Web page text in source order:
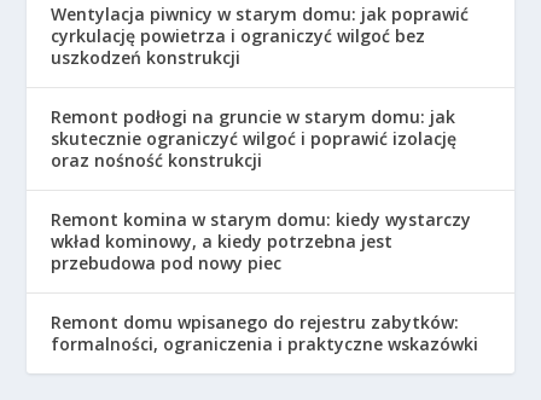
Wentylacja piwnicy w starym domu: jak poprawić
cyrkulację powietrza i ograniczyć wilgoć bez
uszkodzeń konstrukcji
Remont podłogi na gruncie w starym domu: jak
skutecznie ograniczyć wilgoć i poprawić izolację
oraz nośność konstrukcji
Remont komina w starym domu: kiedy wystarczy
wkład kominowy, a kiedy potrzebna jest
przebudowa pod nowy piec
Remont domu wpisanego do rejestru zabytków:
formalności, ograniczenia i praktyczne wskazówki